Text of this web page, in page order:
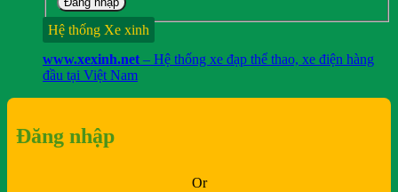
Hệ thống Xe xinh
www.xexinh.net – Hệ thống xe đạp thể thao, xe điện hàng
đầu tại Việt Nam
Đăng nhập
Or